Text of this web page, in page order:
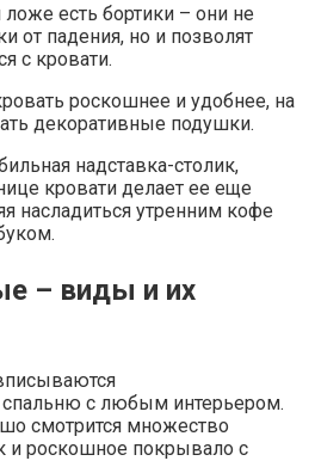
есть бортики – они не
от падения, но и позволят
с кровати.
роскошнее и удобнее, на
декоративные подушки.
надставка-столик,
кровати делает ее еще
насладиться утренним кофе
– виды и их
с любым интерьером.
смотрится множество
и роскошное покрывало с